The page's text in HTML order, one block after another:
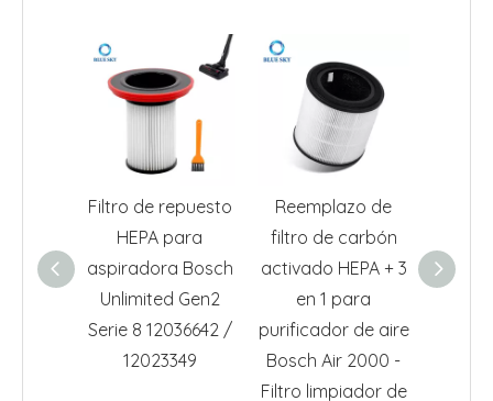
Filtro de repuesto
HEPA para
aspiradora Bosch
Unlimited Gen2
Serie 8 12036642 /
12023349
Reemplazo de
filtro de carbón
activado HEPA + 3
en 1 para
purificador de aire
Bosch Air 2000 -
Filtro limpiador de